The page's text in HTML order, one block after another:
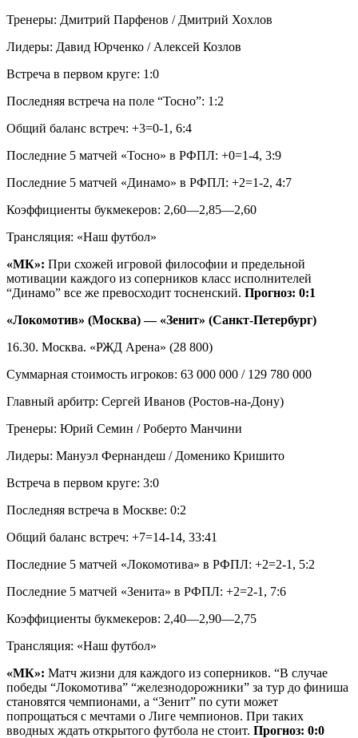
Тренеры: Дмитрий Парфенов / Дмитрий Хохлов
Лидеры: Давид Юрченко / Алексей Козлов
Встреча в первом круге: 1:0
Последняя встреча на поле “Тосно”: 1:2
Общий баланс встреч: +3=0-1, 6:4
Последние 5 матчей «Тосно» в РФПЛ: +0=1-4, 3:9
Последние 5 матчей «Динамо» в РФПЛ: +2=1-2, 4:7
Коэффициенты букмекеров: 2,60—2,85—2,60
Трансляция: «Наш футбол»
«МК»: При схожей игровой философии и предельной
мотивации каждого из соперников класс исполнителей
“Динамо” все же превосходит тосненский. Прогноз: 0:1
«Локомотив» (Москва) — «Зенит» (Санкт-Петербург)
16.30. Москва. «РЖД Арена» (28 800)
Суммарная стоимость игроков: 63 000 000 / 129 780 000
Главный арбитр: Сергей Иванов (Ростов-на-Дону)
Тренеры: Юрий Семин / Роберто Манчини
Лидеры: Мануэл Фернандеш / Доменико Кришито
Встреча в первом круге: 3:0
Последняя встреча в Москве: 0:2
Общий баланс встреч: +7=14-14, 33:41
Последние 5 матчей «Локомотива» в РФПЛ: +2=2-1, 5:2
Последние 5 матчей «Зенита» в РФПЛ: +2=2-1, 7:6
Коэффициенты букмекеров: 2,40—2,90—2,75
Трансляция: «Наш футбол»
«МК»: Матч жизни для каждого из соперников. “В случае
победы “Локомотива” “железнодорожники” за тур до финиша
становятся чемпионами, а “Зенит” по сути может
попрощаться с мечтами о Лиге чемпионов. При таких
вводных ждать открытого футбола не стоит. Прогноз: 0:0